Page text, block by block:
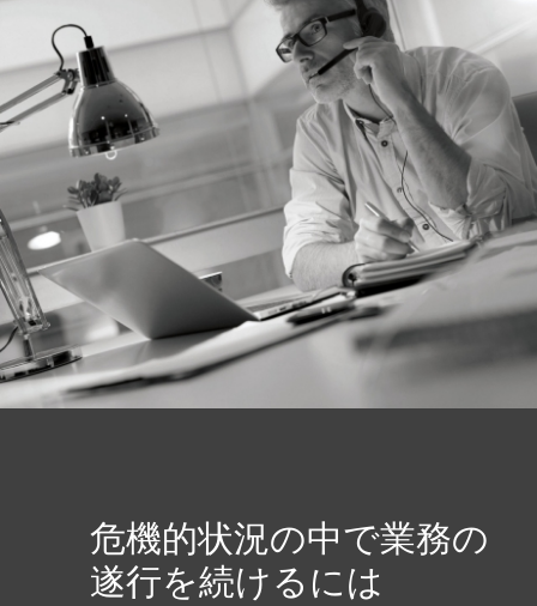
危機的状況の中で業務の
遂行を続けるには